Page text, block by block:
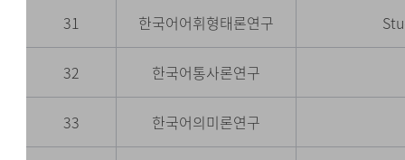
31 한국어어휘형태론연구
32 한국어통사론연구
33 한국어의미론연구